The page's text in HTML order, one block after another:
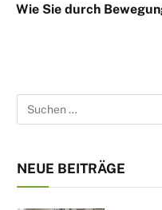
Wie Sie durch
NEUE BEITRÄGE